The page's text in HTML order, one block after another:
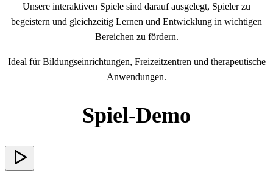
Unsere interaktiven Spiele sind darauf ausgelegt, Spieler zu
begeistern und gleichzeitig Lernen und Entwicklung in wichtigen
Bereichen zu fördern.
Ideal für Bildungseinrichtungen, Freizeitzentren und therapeutische
Anwendungen.
Spiel-Demo